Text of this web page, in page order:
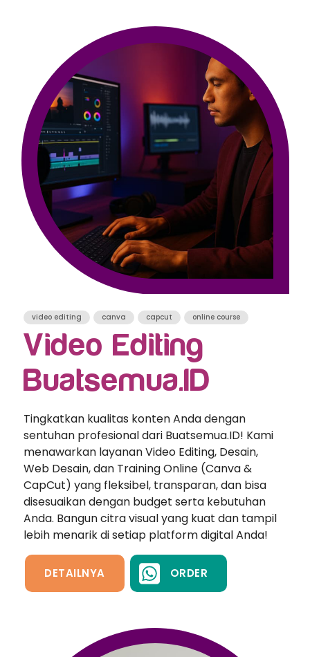
video editing canva capcut online course
Video Editing
Buatsemua.ID
Tingkatkan kualitas konten Anda dengan
sentuhan profesional dari Buatsemua.ID! Kami
menawarkan layanan Video Editing, Desain,
Web Desain, dan Training Online (Canva &
CapCut) yang fleksibel, transparan, dan bisa
disesuaikan dengan budget serta kebutuhan
Anda. Bangun citra visual yang kuat dan tampil
lebih menarik di setiap platform digital Anda!
DETAILNYA ORDER